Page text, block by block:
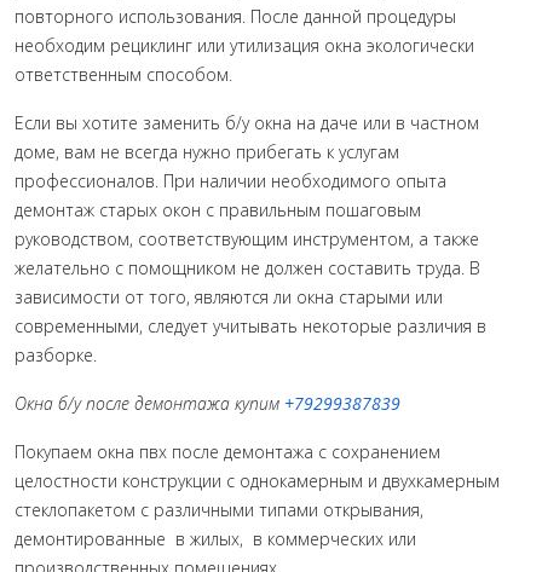
повторного использования. После данной процедуры
необходим рециклинг или утилизация окна экологически
ответственным способом.
Если вы хотите заменить б/у окна на даче или в частном
доме, вам не всегда нужно прибегать к услугам
профессионалов. При наличии необходимого опыта
демонтаж старых окон с правильным пошаговым
руководством, соответствующим инструментом, а также
желательно с помощником не должен составить труда. В
зависимости от того, являются ли окна старыми или
современными, следует учитывать некоторые различия в
разборке.
Окна б/у после демонтажа купим +79299387839
Покупаем окна пвх после демонтажа с сохранением
целостности конструкции с однокамерным и двухкамерным
стеклопакетом с различными типами открывания,
демонтированные в жилых, в коммерческих или